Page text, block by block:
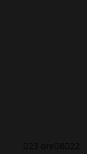
23 ore 8 22